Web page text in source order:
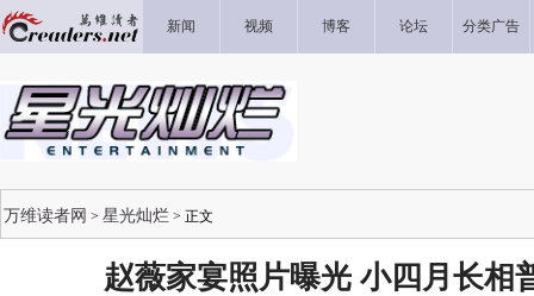
新闻 视频 博客 论坛 分类广告
万维读者网 > 星光灿烂 > 正文
赵薇家宴照片曝光 小四月长相